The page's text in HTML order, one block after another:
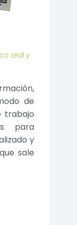
real y
de
trabajo
para
y
sale